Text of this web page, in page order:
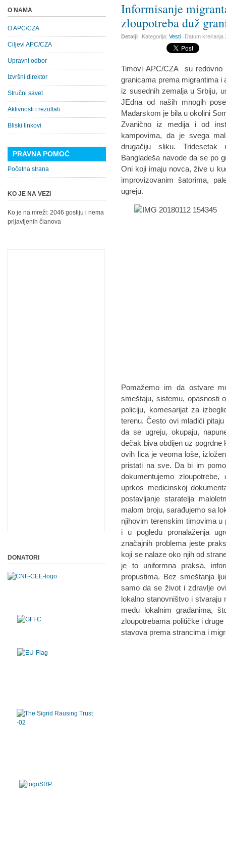
Informisanje
zloupotreba duž
Detalji Kategorija:Vesti Datum kreiranja
Timovi APC/CZA su redovno
granicama prema migrantima i
iz susednih zemalja u Srbiju,
JEdna od naših mnogih
Mađarskom je bila u okolini
Zvanično iz medija i od
kampovima, da je svega
drugačiju sliku. Tridesetak
Bangladeša navode da se po
Oni koji imaju novca, žive u
improvizovanim šatorima,
ugreju.
Pomažemo im da ostvare
smeštaju, sistemu, opasnosti
policiju, komesarijat za
terenu. Često ovi mladići
da se ugreju, okupaju,
dečak biva obdijen uz
ovih lica je veoma loše,
pristati na sve. Da bi im
dokumentujemo
uprkos medicinskoj
postavljanje staratelja
malom broju, sarađujemo sa
njihovim terenskim timovima
i u pogledu pronalaženja
značajnih problema jeste
koji se nalaze oko njih od
je to uniformna praksa,
propustima. Bez smeštanja
samo da se život i zdravlje
lokalno stanovništvo i stvaraju
među lokalnim građanima,
zloupotrebama političke i
stavova prema strancima i
O NAMA
O APC/CZA
Ciljevi APC/CZA
Upravni odbor
Izvršni direktor
Stručni savet
Aktivnosti i rezultati
Bliski linkovi
PRAVNA POMOĆ
Početna strana
KO JE NA VEZI
Ko je na mreži: 2046 gostiju i nema
prijavljenih članova
DONATORI